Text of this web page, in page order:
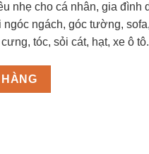
nhẹ cho cá nhân, gia đình
ngóc ngách, góc tường,
cưng, tóc, sỏi cát, hạt, xe ô tô.
HÀNG